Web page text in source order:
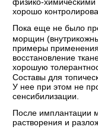
физико-химическими
хорошо
Пока еще не было
морщин
примеры
восстановление
хорошую
Составы для
У нее при этом не
сенсибилизации.
После имплантации
растворения и